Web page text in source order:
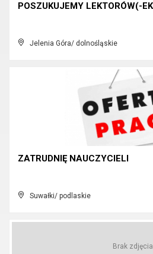
Jelenia Góra/ dolnośląskie
ZATRUDNIĘ NAUCZYCIELI
Suwałki/ podlaskie
Brak zdjęcia